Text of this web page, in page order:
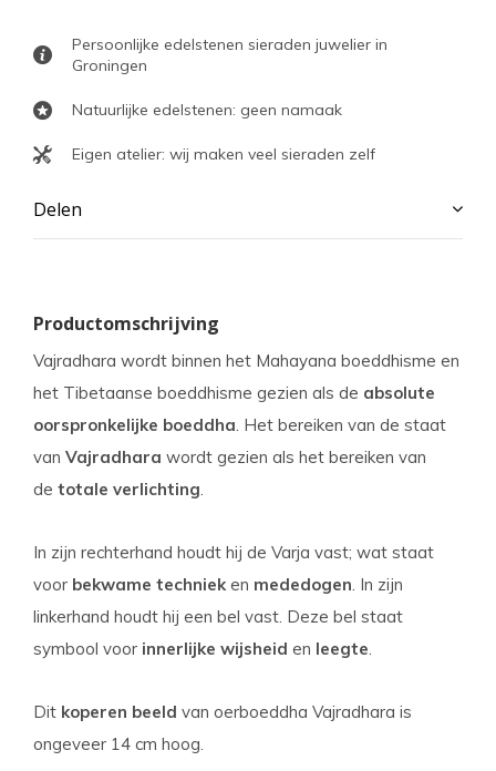
Persoonlijke edelstenen sieraden juwelier in
Groningen
Natuurlijke edelstenen: geen namaak
Eigen atelier: wij maken veel sieraden zelf
Delen
Productomschrijving
Vajradhara wordt binnen het Mahayana boeddhisme en
het Tibetaanse boeddhisme gezien als de absolute
oorspronkelijke boeddha. Het bereiken van de staat
van Vajradhara wordt gezien als het bereiken van
de totale verlichting.
In zijn rechterhand houdt hij de Varja vast; wat staat
voor bekwame technieken mededogen. In zijn
linkerhand houdt hij een bel vast. Deze bel staat
symbool voor innerlijke wijsheid en leegte.
Dit koperen beeld van oerboeddha Vajradhara is
ongeveer 14 cm hoog.